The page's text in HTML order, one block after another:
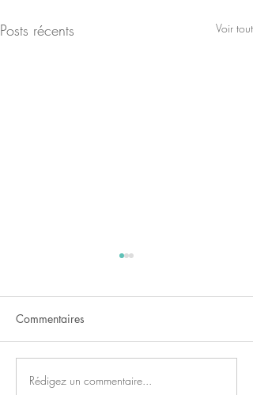
Posts récents Voir tout
Nuit étoilée
Commentaires
Rédigez un commentaire...